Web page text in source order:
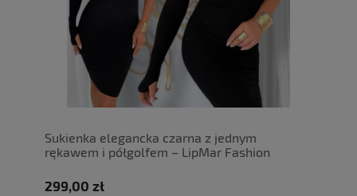
Sukienka elegancka czarna z jednym
rękawem i półgolfem – LipMar Fashion
299,00 zł